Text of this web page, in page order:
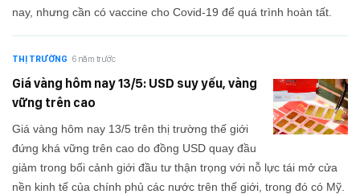
nay, nhưng cần có vaccine cho Covid-19 để quá trình hoàn tất.
THỊ TRƯỜNG 6 năm trước
Giá vàng hôm nay 13/5: USD suy yếu, vàng
vững trên cao
Giá vàng hôm nay 13/5 trên thị trường thế giới
đứng khá vững trên cao do đồng USD quay đầu
giảm trong bối cảnh giới đầu tư thận trọng với nỗ lực tái mở cửa
nền kinh tế của chính phủ các nước trên thế giới, trong đó có Mỹ.